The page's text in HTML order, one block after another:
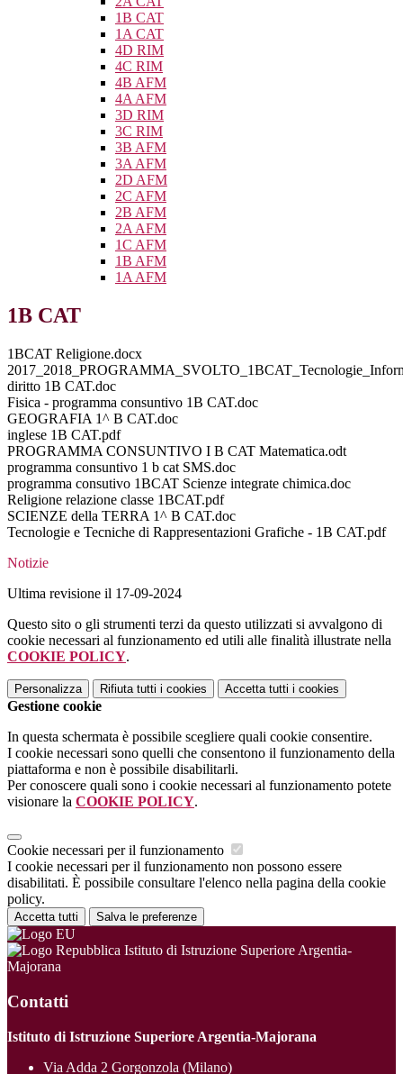
1B CAT
1A CAT
4D RIM
4C RIM
4B AFM
4A AFM
3D RIM
3C RIM
3B AFM
3A AFM
2D AFM
2C AFM
2B AFM
2A AFM
1C AFM
1B AFM
1A AFM
1B CAT
1BCAT Religione.docx
diritto 1B CAT.doc
Fisica - programma consuntivo 1B CAT.doc
GEOGRAFIA 1^ B CAT.doc
inglese 1B CAT.pdf
PROGRAMMA CONSUNTIVO I B CAT Matematica.odt
programma consuntivo 1 b cat SMS.doc
programma consutivo 1BCAT Scienze integrate chimica.doc
Religione relazione classe 1BCAT.pdf
SCIENZE della TERRA 1^ B CAT.doc
Tecnologie e Tecniche di Rappresentazioni Grafiche - 1B CAT.pdf
Notizie
Ultima revisione il 17-09-2024
Questo sito o gli strumenti terzi da questo utilizzati si avvalgono di
cookie necessari al funzionamento ed utili alle finalità illustrate nella
COOKIE POLICY.
Personalizza Rifiuta tutti i cookies Accetta tutti i cookies
Gestione cookie
In questa schermata è possibile scegliere quali cookie consentire.
I cookie necessari sono quelli che consentono il funzionamento della
piattaforma e non è possibile disabilitarli.
Per conoscere quali sono i cookie necessari al funzionamento potete
visionare la COOKIE POLICY.
Cookie necessari per il funzionamento
I cookie necessari per il funzionamento non possono essere
disabilitati. È possibile consultare l'elenco nella pagina della cookie
policy.
Accetta tutti Salva le preferenze
Istituto di Istruzione Superiore Argentia-
Majorana
Contatti
Istituto di Istruzione Superiore Argentia-Majorana
Via Adda 2 Gorgonzola (Milano)